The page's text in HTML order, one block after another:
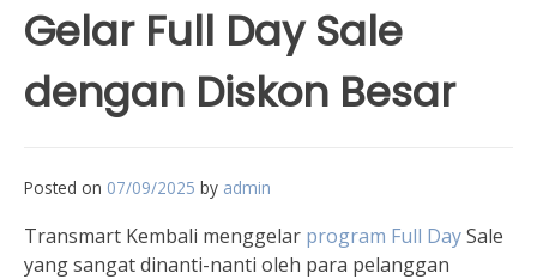
Gelar Full Day Sale
dengan Diskon Besar
Posted on 07/09/2025 by admin
Transmart Kembali menggelar program Full DaySale
yang sangat dinanti-nanti oleh para pelanggan